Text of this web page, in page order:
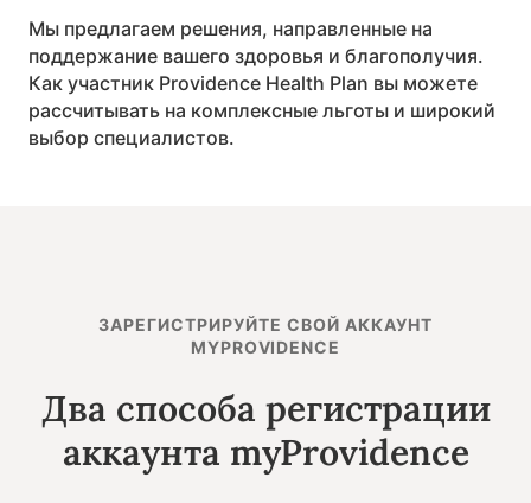
Мы предлагаем решения, направленные на
поддержание вашего здоровья и благополучия.
Как участник Providence Health Plan вы можете
рассчитывать на комплексные льготы и широкий
выбор специалистов.
ЗАРЕГИСТРИРУЙТЕ СВОЙ АККАУНТ
MYPROVIDENCE
Два способа регистрации
аккаунта myProvidence